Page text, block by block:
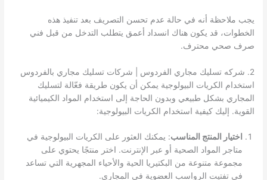
يجب ملاحظة أنه في حالة عدم تحسن التصريف بعد تنفيذ هذه
الخطوات، قد يكون هناك انسداد أعمق يتطلب التدخل من قبل فني
صرف صحي محترف.
2. شركه تسليك مجاري الفردوس | شركات تسليك مجاري بالفردوس
استخدام الكريات البيولوجية يمكن أن يكون طريقة فعّالة لتسليك
المجاري بشكل طبيعي وبدون الحاجة إلى استخدام المواد الكيميائية
القوية. إليك كيفية استخدام الكريات البيولوجية:
اختيار المنتج المناسب: يمكنك العثور على الكريات البيولوجية في
متاجر المواد الصحية أو عبر الإنترنت. اختر منتجًا يحتوي على
مجموعة متنوعة من البكتيريا الحية والأحياء المجهرية التي تساعد
في تفتيت الرواسب العضوية في المجاري.